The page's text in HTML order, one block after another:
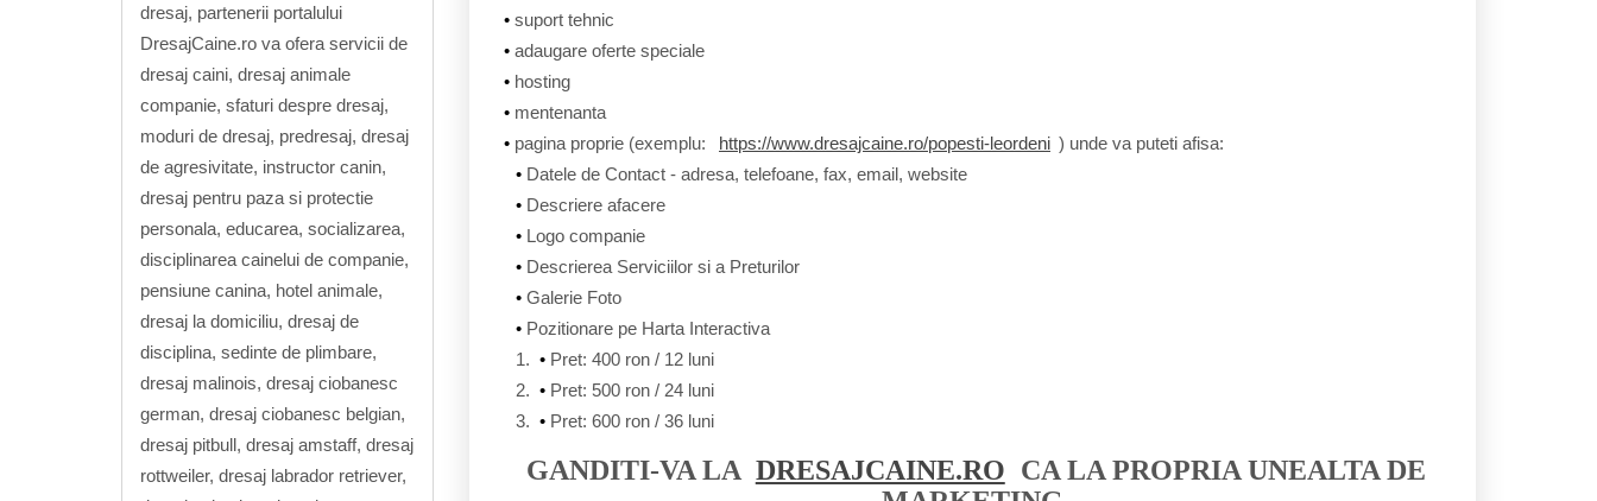
dresaj, partenerii portalului
DresajCaine.ro va ofera servicii de
dresaj caini, dresaj animale
companie, sfaturi despre dresaj,
moduri de dresaj, predresaj, dresaj
de agresivitate, instructor canin,
dresaj pentru paza si protectie
personala, educarea, socializarea,
disciplinarea cainelui de companie,
pensiune canina, hotel animale,
dresaj la domiciliu, dresaj de
disciplina, sedinte de plimbare,
dresaj malinois, dresaj ciobanesc
german, dresaj ciobanesc belgian,
dresaj pitbull, dresaj amstaff, dresaj
rottweiler, dresaj labrador retriever,
suport tehnic
adaugare oferte speciale
hosting
mentenanta
pagina proprie (exemplu:
https://www.dresajcaine.ro/popesti-leordeni ) unde va puteti afisa:
Datele de Contact - adresa, telefoane, fax, email, website
Descriere afacere
Logo companie
Descrierea Serviciilor si a Preturilor
Galerie Foto
Pozitionare pe Harta Interactiva
Pret: 400 ron / 12 luni
Pret: 500 ron / 24 luni
Pret: 600 ron / 36 luni
GANDITI-VA LA DRESAJCAINE.RO CA LA PROPRIA UNEALTA DE